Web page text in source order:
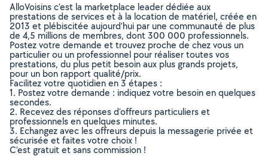
AlloVoisins c’est la marketplace leader dédiée aux
prestations de services et à la location de matériel, créée en
2013 et plébiscitée aujourd’hui par une communauté de plus
de 4,5 millions de membres, dont 300 000 professionnels.
Postez votre demande et trouvez proche de chez vous un
particulier ou un professionnel pour réaliser toutes vos
prestations, du plus petit besoin aux plus grands projets,
pour un bon rapport qualité/prix.
Facilitez votre quotidien en 3 étapes :
1. Postez votre demande : indiquez votre besoin en quelques
secondes.
2. Recevez des réponses d’offreurs particuliers et
professionnels en quelques minutes.
3. Echangez avec les offreurs depuis la messagerie privée et
sécurisée et faites votre choix !
C’est gratuit et sans commission !